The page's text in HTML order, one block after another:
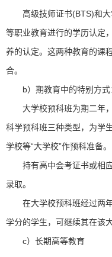
高级技师证书(BTS)和大
等职业教育进行的学历认定
养的认定。这两种教育的课
合。
b）期教育中的特别方式
大学校预科班为期二年，
科学预科班三种类型，为学
学校等“大学校”作预科准备。
持有高中会考证书或相应
录取。
在大学校预科班经过两年
学分的学生，可继续其在该
c）长期高等教育